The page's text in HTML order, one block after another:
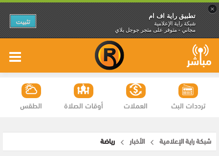
×
تطبيق راية اف ام
شبكة راية الإعلامية
مجاني - متوفر على متجر جوجل بلاي
تثبيت
الطقس أوقات الصلاة العملات ترددات البث
شبكة راية الإعلامية الأخبار رياضة